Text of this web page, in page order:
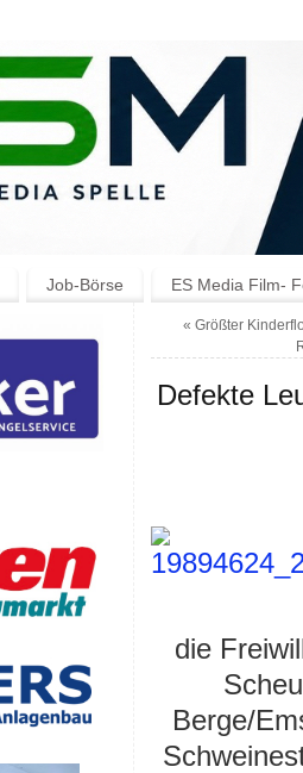
Job-Börse ES Media Film-
« Größter
Defekte
die
Berge/